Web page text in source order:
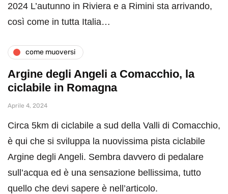
2024 L’autunno in Riviera e a Rimini sta arrivando,
così come in tutta Italia…
come muoversi
Argine degli Angeli a Comacchio, la
ciclabile in Romagna
Aprile 4, 2024
Circa 5km di ciclabile a sud della Valli di Comacchio,
è qui che si sviluppa la nuovissima pista ciclabile
Argine degli Angeli. Sembra davvero di pedalare
sull’acqua ed è una sensazione bellissima, tutto
quello che devi sapere è nell’articolo.